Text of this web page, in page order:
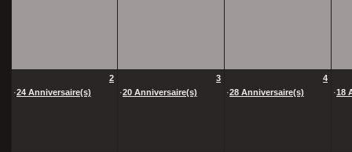
2
·24 Anniversaire(s)
3
·20 Anniversaire(s)
4
·28 Anniversaire(s) ·18